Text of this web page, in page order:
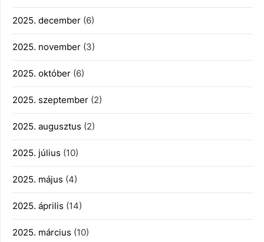
2025. december (6)
2025. november (3)
2025. október (6)
2025. szeptember (2)
2025. augusztus (2)
2025. július (10)
2025. május (4)
2025. április (14)
2025. március (10)